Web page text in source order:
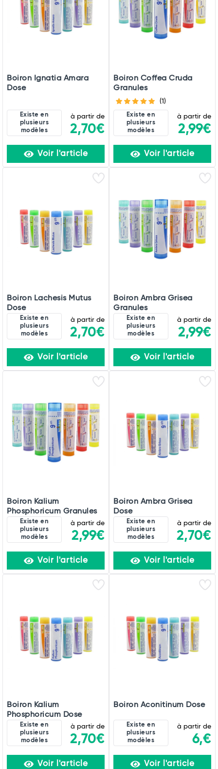
Commander
Boiron Ignatia Amara
Dose
Existe en
plusieurs
modèles
à partir de
2,70€
Voir l'article
Boiron Coffea Cruda
Granules
(1)
Existe en
plusieurs
modèles
à partir de
2,99€
Voir l'article
Boiron Lachesis Mutus
Dose
Existe en
plusieurs
modèles
à partir de
2,70€
Voir l'article
Boiron Ambra Grisea
Granules
Existe en
plusieurs
modèles
à partir de
2,99€
Voir l'article
Boiron Kalium
Phosphoricum Granules
Existe en
plusieurs
modèles
à partir de
2,99€
Voir l'article
Boiron Ambra Grisea
Dose
Existe en
plusieurs
modèles
à partir de
2,70€
Voir l'article
Boiron Kalium
Phosphoricum Dose
Existe en
plusieurs
modèles
à partir de
2,70€
Voir l'article
Boiron Aconitinum Dose
Existe en
plusieurs
modèles
à partir de
6,€
Voir l'article